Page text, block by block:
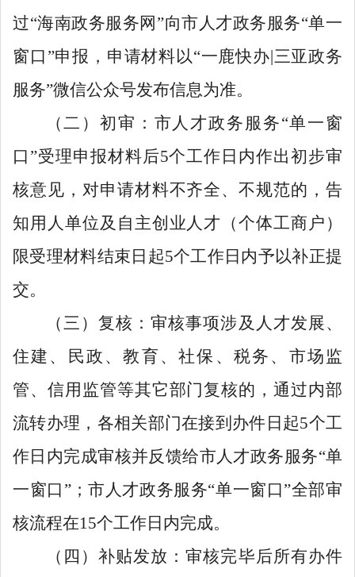
过“海南政务服务网 ”向市人才政务服务“单一
窗口 ”申报 ，申请材料以“一鹿快办|三亚政务
服务”微信公众号发布信息为准。
（二）初审： 市人才政务 服务“单一窗
口 ”受理申报材料后5个工作日内作出初步审
核意见 ，对申请材料不齐全、不规范的，告
知用人单位及自主创业人才（个体工商户）
限受理材料结束日起5个工作日内予以补正提
交。
（三）复核：审核事项涉及 人才发展、
住建、民政、教育、社保、税务、市场监
管、信用监管等其它部门复核的，通过内部
流转办理，各相关部门在接到办件日起5个工
作日内完成审核并反馈给市人才政务服务“单
一窗口 ”；市人才政务服务“单一窗口”全部审
核流程在15个工作日内完成。
（四）补贴发放：审核完毕后所有办件